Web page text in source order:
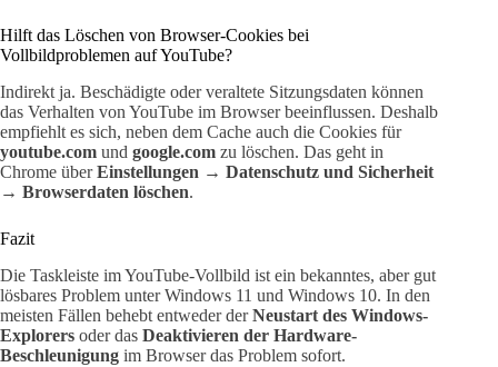
Hilft das Löschen von Browser-Cookies bei
Vollbildproblemen auf YouTube?
Indirekt ja. Beschädigte oder veraltete Sitzungsdaten können
das Verhalten von YouTube im Browser beeinflussen. Deshalb
empfiehlt es sich, neben dem Cache auch die Cookies für
youtube.com und google.com zu löschen. Das geht in
Chrome überEinstellungen → Datenschutz und Sicherheit
→ Browserdaten löschen.
Fazit
Die Taskleiste im YouTube-Vollbild ist ein bekanntes, aber gut
lösbares Problem unter Windows 11 und Windows 10. In den
meisten Fällen behebt entweder derNeustart des Windows-
Explorers oder das Deaktivieren der Hardware-
Beschleunigung im Browser das Problem sofort.